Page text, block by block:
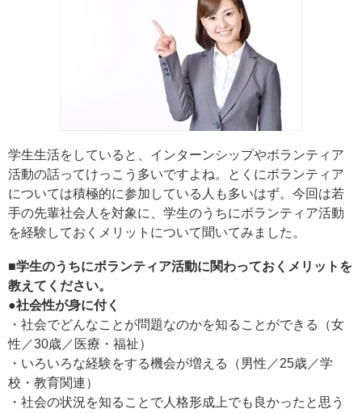
学生生活をしていると、インターンシップやボランティア
活動の話ってけっこう多いですよね。とくにボランティア
については積極的に参加している人も多いはず。今回は若
手の先輩社会人を対象に、学生のうちにボランティア活動
を経験しておくメリットについて聞いてみました。
■学生のうちにボランティア活動に関わっておくメリットを
教えてください。
●社会性が身に付く
・社会でどんなことが問題なのかを知ることができる（女
性／30歳／医療・福祉）
・いろいろな経験をする機会が増える（男性／25歳／学
校・教育関連）
・社会の状況を知ることで人格形成上でも良かったと思う